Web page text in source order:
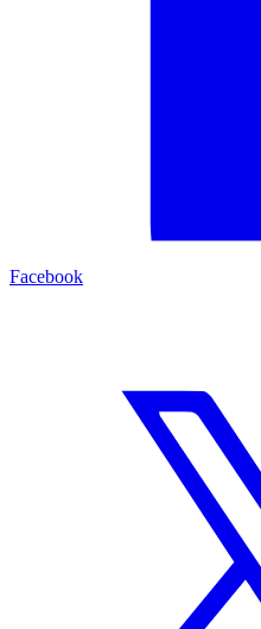
Facebook